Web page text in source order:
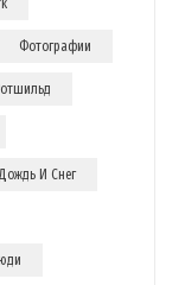
Фотографии
Дождь И Снег